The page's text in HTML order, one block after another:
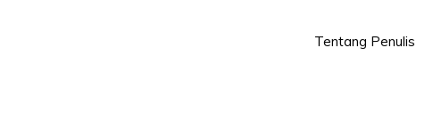
Tentang Penulis